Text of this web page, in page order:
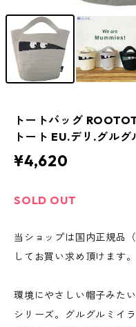
トートバッグ
トート EU.デリ.グル
¥4,620
SOLD OUT
当ショップは国内正規品
してお買い求め頂けます。
環境にやさしい帽子みた
シリーズ。グルグルミイ